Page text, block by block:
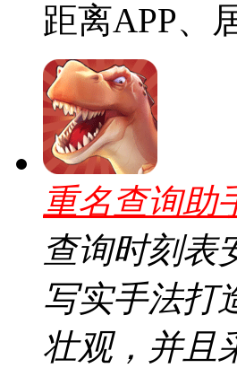
距离APP、
重名查询助
查询时刻表
写实手法打
壮观，并且